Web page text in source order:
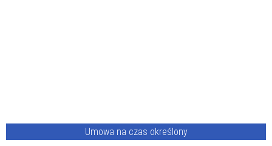
Umowa na czas określony